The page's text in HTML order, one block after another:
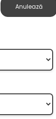
Anulează